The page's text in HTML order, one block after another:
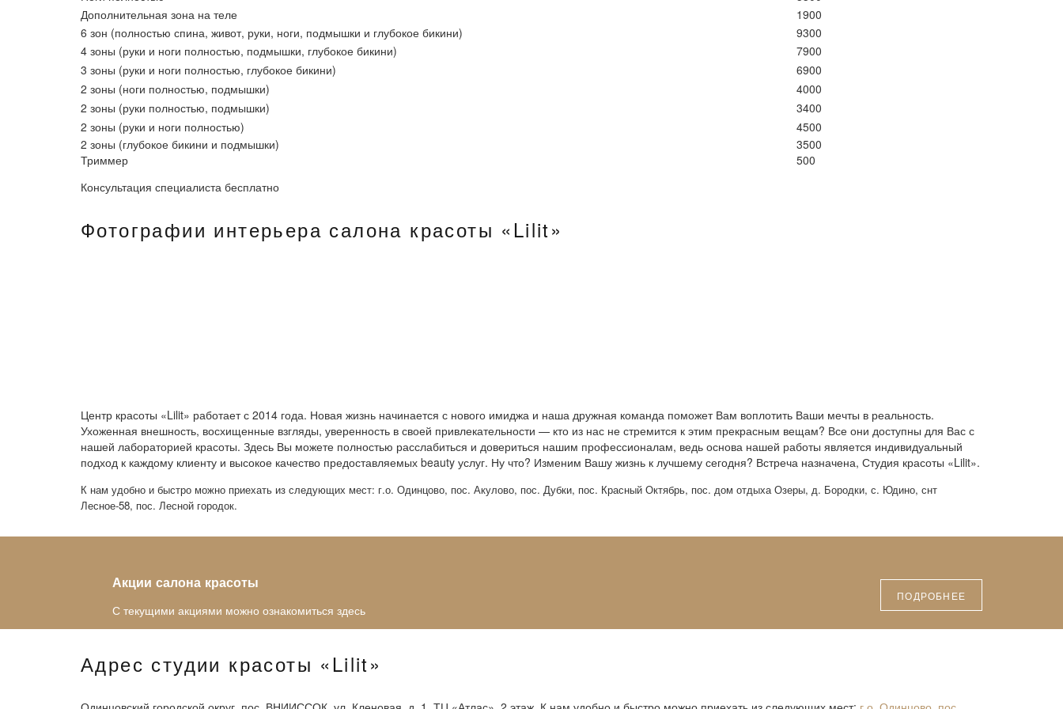
Дополнительная зона на теле
1900
6 зон (полностью спина, живот, руки, ноги, подмышки и глубокое бикини)
9300
4 зоны (руки и ноги полностью, подмышки, глубокое бикини)
7900
3 зоны (руки и ноги полностью, глубокое бикини)
6900
2 зоны (ноги полностью, подмышки)
4000
2 зоны (руки полностью, подмышки)
3400
2 зоны (руки и ноги полностью)
4500
2 зоны (глубокое бикини и подмышки)
3500
Триммер
500
Консультация специалиста бесплатно
Фотографии интерьера салона красоты «Lilit»
Центр красоты «Lilit» работает с 2014 года. Новая жизнь начинается с нового имиджа и наша дружная команда поможет Вам воплотить Ваши мечты в реальность.
Ухоженная внешность, восхищенные взгляды, уверенность в своей привлекательности — кто из нас не стремится к этим прекрасным вещам? Все они доступны для Вас с
нашей лабораторией красоты. Здесь Вы можете полностью расслабиться и довериться нашим профессионалам, ведь основа нашей работы является индивидуальный
подход к каждому клиенту и высокое качество предоставляемых beauty услуг. Ну что? Изменим Вашу жизнь к лучшему сегодня? Встреча назначена, Студия красоты «Lilit».
К нам удобно и быстро можно приехать из следующих мест: г.о. Одинцово, пос. Акулово, пос. Дубки, пос. Красный Октябрь, пос. дом отдыха Озеры, д. Бородки, с. Юдино, снт
Лесное-58, пос. Лесной городок.
Акции салона красоты
С текущими акциями можно ознакомиться здесь
ПОДРОБНЕЕ
Адрес студии красоты «Lilit»